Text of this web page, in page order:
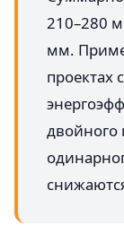
210–280
мм.
двойного